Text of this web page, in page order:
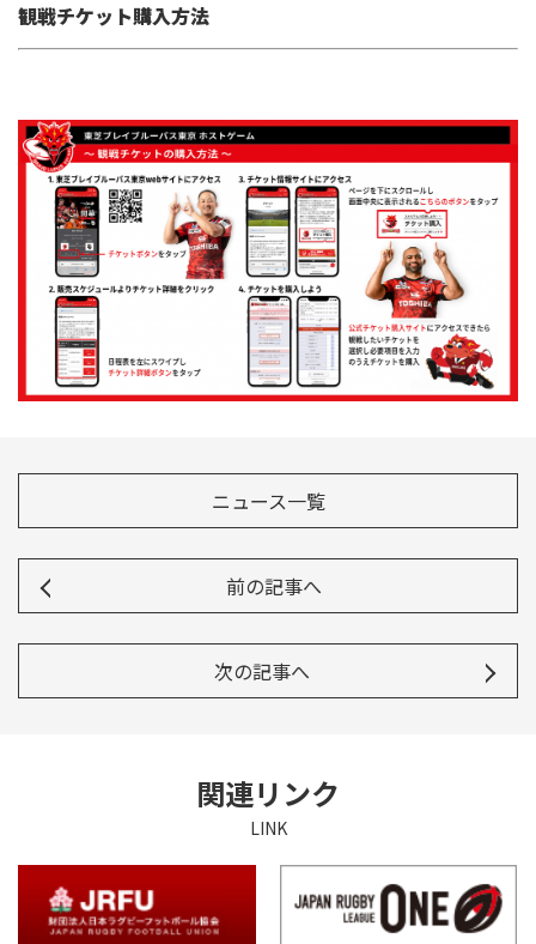
観戦チケット購入方法
ニュース一覧
前の記事へ
次の記事へ
関連リンク
LINK